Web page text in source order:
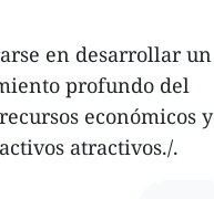
en desarrollar un
profundo del
económicos y
atractivos./.